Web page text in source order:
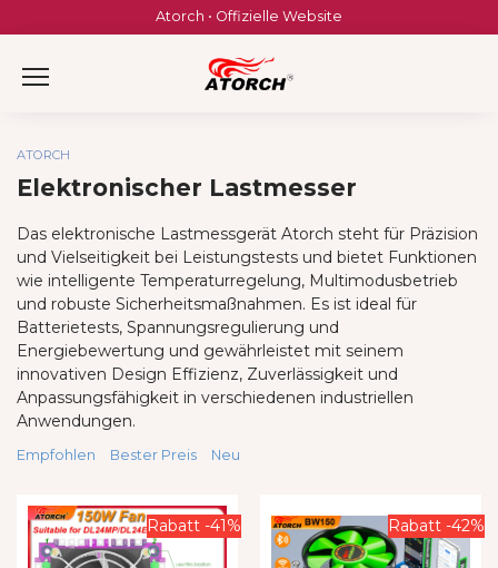
to
Atorch • Offizielle Website
ATORCH
Elektronischer Lastmesser
Das elektronische Lastmessgerät Atorch steht für Präzision
und Vielseitigkeit bei Leistungstests und bietet Funktionen
wie intelligente Temperaturregelung, Multimodusbetrieb
und robuste Sicherheitsmaßnahmen. Es ist ideal für
Batterietests, Spannungsregulierung und
Energiebewertung und gewährleistet mit seinem
innovativen Design Effizienz, Zuverlässigkeit und
Anpassungsfähigkeit in verschiedenen industriellen
Anwendungen.
Empfohlen Bester Preis Neu
Rabatt -41% Rabatt -42%